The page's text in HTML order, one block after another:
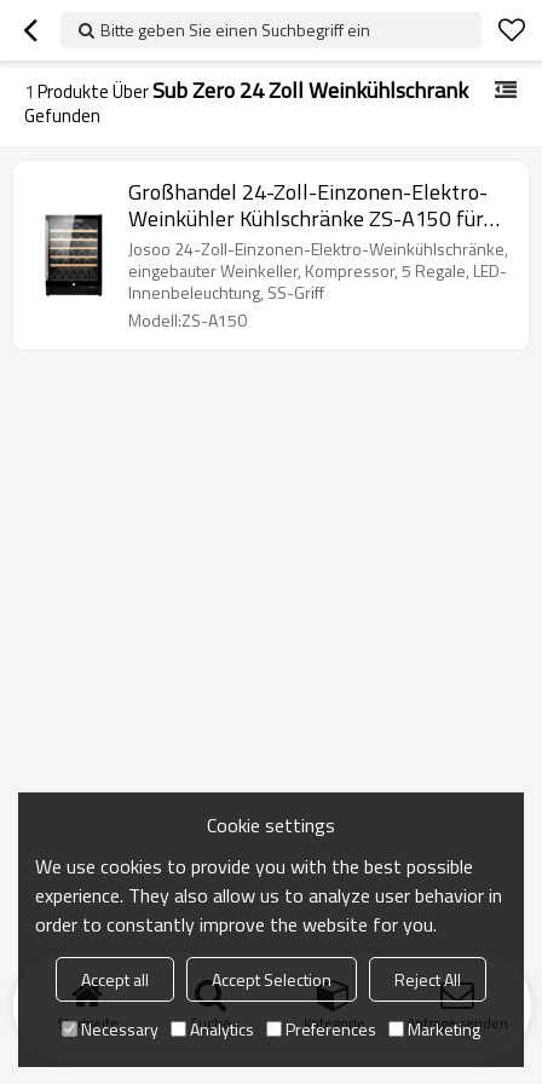
Bitte geben Sie einen Suchbegriff ein
1 Produkte ÜberSub Zero 24 Zoll Weinkühlschrank
Gefunden
Großhandel 24-Zoll-Einzonen-Elektro-
Weinkühler Kühlschränke ZS-A150 für
die Weinlagerung unter Null mit Glastür
Josoo 24-Zoll-Einzonen-Elektro-Weinkühlschränke,
eingebauter Weinkeller, Kompressor, 5 Regale, LED-
Innenbeleuchtung, SS-Griff
Modell:ZS-A150
Startseite Suche Kategorie Anfrage senden
Cookie settings
We use cookies to provide you with the best possible
experience. They also allow us to analyze user behavior in
order to constantly improve the website for you.
Accept all Accept Selection
Reject All
Necessary
Analytics Preferences Marketing